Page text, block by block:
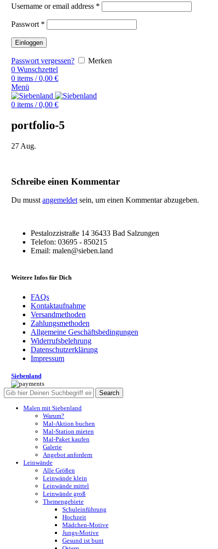
Username or email address *
Passwort *
Einloggen
Passwort vergessen?
Merken
0 Wunschzettel
0 items / 0,00 €
Menü
0 items / 0,00 €
portfolio-5
27 Aug.
Schreibe einen Kommentar
Du musst angemeldet sein, um einen Kommentar abzugeben.
Pestalozzistraße 14 36433 Bad Salzungen
Telefon: 03695 - 850215
Email: malen@sieben.land
Weitere Infos für Dich
FAQs
Kontaktaufnahme
Versandmethoden
Zahlungsmethoden
Allgemeine Geschäftsbedingungen
Widerrufsbelehrung
Datenschutzerklärung
Impressum
Siebenland
Search
Malen mit Siebenland
Warum?
Mal-Aktion buchen
Mal-Station mieten
Mal-Paket kaufen
Galerie
Angebot anfordern
Leinwände
Alle Größen
Leinwände klein
Leinwände mittel
Leinwände groß
Themengebiete
Schuleinführung
Hochzeit
Mädchen-Motive
Jungs-Motive
Gesund ist bunt